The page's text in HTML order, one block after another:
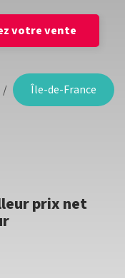
votre vente
Île-de-France
prix net